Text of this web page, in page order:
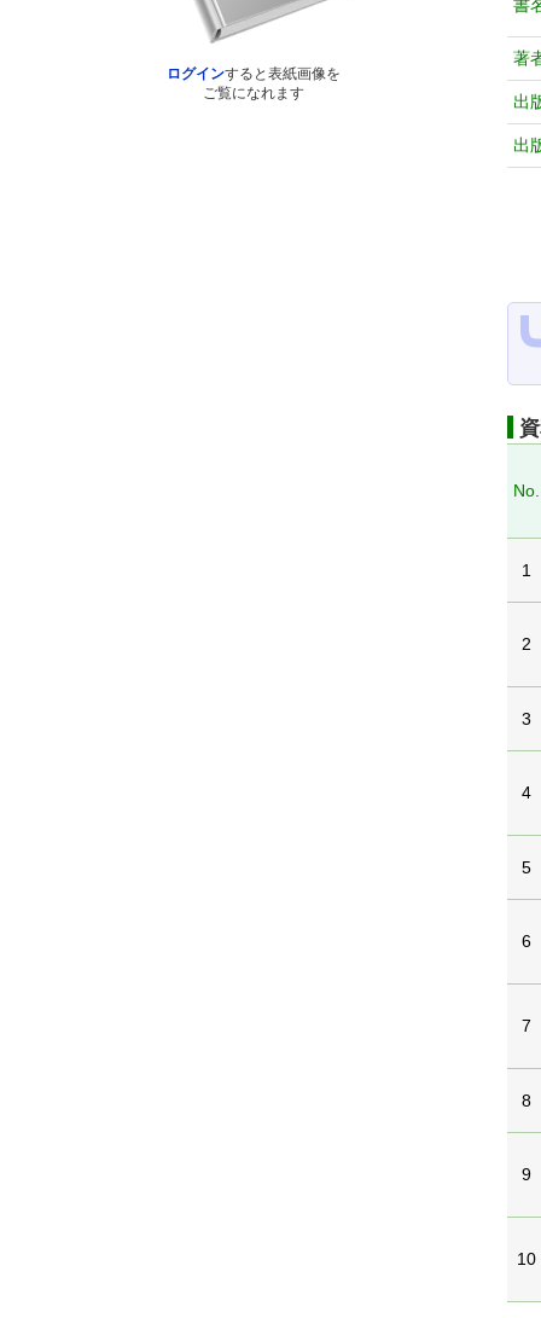
ログインすると表紙画像を
ご覧になれます
書
著
出
出
No.
1
2
3
4
5
6
7
8
9
10